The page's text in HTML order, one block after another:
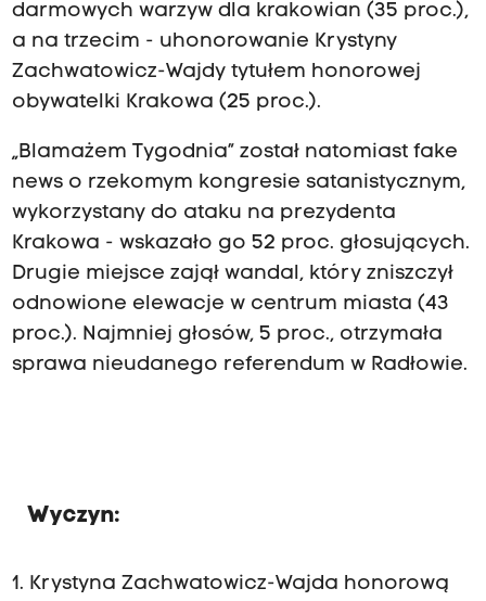
darmowych warzyw dla krakowian (35 proc.),
a na trzecim - uhonorowanie Krystyny
Zachwatowicz-Wajdy tytułem honorowej
obywatelki Krakowa (25 proc.).
„Blamażem Tygodnia” został natomiast fake
news o rzekomym kongresie satanistycznym,
wykorzystany do ataku na prezydenta
Krakowa - wskazało go 52 proc. głosujących.
Drugie miejsce zajął wandal, który zniszczył
odnowione elewacje w centrum miasta (43
proc.). Najmniej głosów, 5 proc., otrzymała
sprawa nieudanego referendum w Radłowie.
Wyczyn:
1. Krystyna Zachwatowicz-Wajda honorową